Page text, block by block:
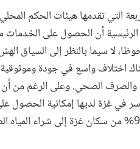
التي تقدمها هيئات الحكم
الرئيسية أن الحصول على الخدمات
لا سيما بالنظر إلى السياق
اختلاف واسع في جودة
الصحي. وعلى الرغم من أن
الضفة الغربية. ونتيجة لذلك، يضطر أكتر من 97% من